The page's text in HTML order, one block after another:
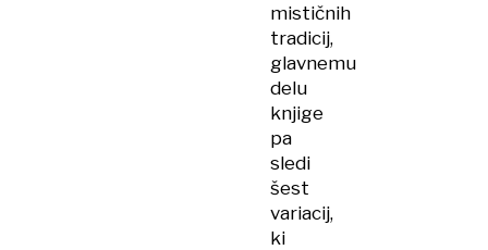
mističnih
tradicij,
glavnemu
delu
knjige
pa
sledi
šest
variacij,
ki